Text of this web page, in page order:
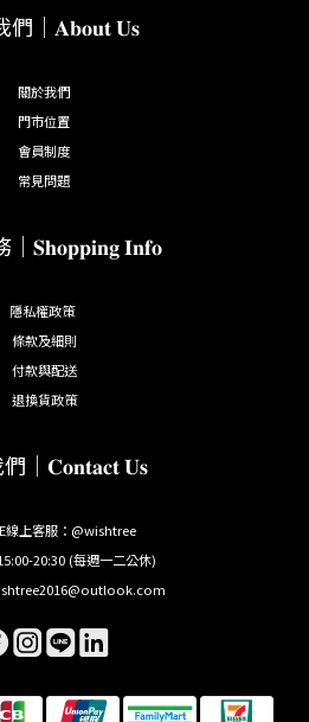
們｜𝐀𝐛𝐨𝐮𝐭 𝐔𝐬
關於我們
門市位置
會員制度
常見問題
𝐒𝐡𝐨𝐩𝐩𝐢𝐧𝐠 𝐈𝐧𝐟𝐨
隱私權政策
條款及細則
付款與配送
退換貨政策
｜𝐂𝐨𝐧𝐭𝐚𝐜𝐭 𝐔𝐬
線上客服：@wishtree
20:30 (每週一二公休)